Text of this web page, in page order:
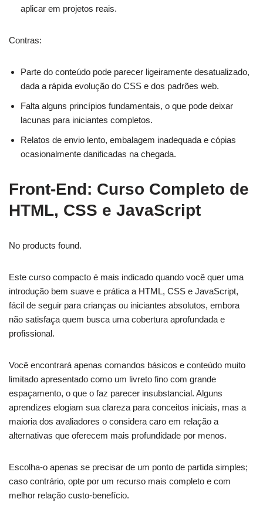
aplicar em projetos reais.
Contras:
Parte do conteúdo pode parecer ligeiramente desatualizado,
dada a rápida evolução do CSS e dos padrões web.
Falta alguns princípios fundamentais, o que pode deixar
lacunas para iniciantes completos.
Relatos de envio lento, embalagem inadequada e cópias
ocasionalmente danificadas na chegada.
Front-End: Curso Completo de
HTML, CSS e JavaScript
No products found.
Este curso compacto é mais indicado quando você quer uma
introdução bem suave e prática a HTML, CSS e JavaScript,
fácil de seguir para crianças ou iniciantes absolutos, embora
não satisfaça quem busca uma cobertura aprofundada e
profissional.
Você encontrará apenas comandos básicos e conteúdo muito
limitado apresentado como um livreto fino com grande
espaçamento, o que o faz parecer insubstancial. Alguns
aprendizes elogiam sua clareza para conceitos iniciais, mas a
maioria dos avaliadores o considera caro em relação a
alternativas que oferecem mais profundidade por menos.
Escolha-o apenas se precisar de um ponto de partida simples;
caso contrário, opte por um recurso mais completo e com
melhor relação custo-benefício.